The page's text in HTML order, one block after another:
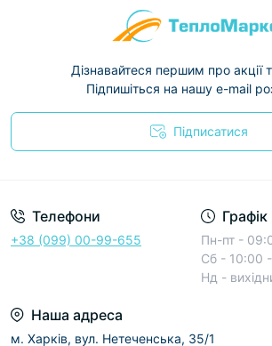
Дізнавайтеся першим про акції
Підпишіться на нашу e-mail
Підписатися
Телефони
+38 (099) 00-99-655
Пн-пт -
Сб - 10:00
Нд -
Наша адреса
м. Харків, вул. Нетеченська, 35/1